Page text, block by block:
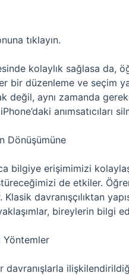
tıklayın.
kolaylık sağlasa da,
bir düzenleme ve seçim
değil, aynı zamanda
anımsatıcıları
Dönüşümüne
bilgiye erişimimizi
de etkiler.
davranışçılıktan
bireylerin bilgi
Yöntemler
davranışlarla